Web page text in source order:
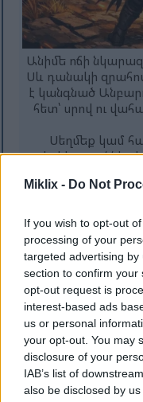
Miklix - Do Not
If you wish to opt-out
processing of your
targeted advertising
section to confirm your
opt-out request is
interest-based ads
us or personal
your opt-out. You may
disclosure of your
IAB’s list of
also be disclosed by
Անիմե ոճի
Սև դանակի
է կանգնած
հետ՝ սրով ու
Սեղմեք կամ
տեղեկություններ